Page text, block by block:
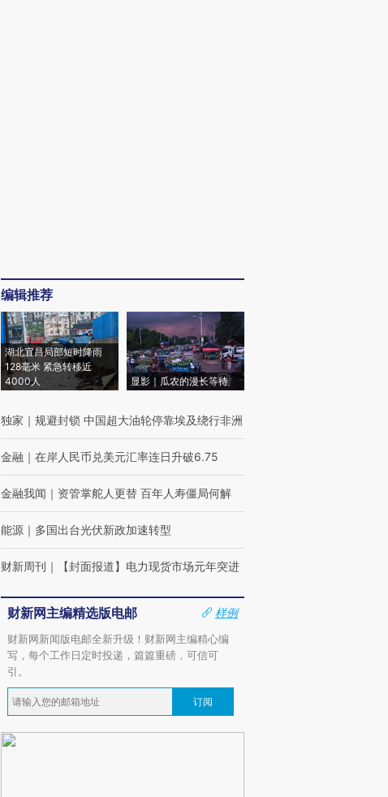
编辑推荐
湖北宜昌局部短时降雨
128毫米 紧急转移近
4000人
显影｜瓜农的漫长等待
独家 ｜ 规避封锁 中国超大油轮停靠埃及绕行非洲
金融 ｜ 在岸人民币兑美元汇率连日升破6.75
金融我闻 ｜ 资管掌舵人更替 百年人寿僵局何解
能源 ｜ 多国出台光伏新政加速转型
财新周刊 ｜ 【封面报道】电力现货市场元年突进
财新网主编精选版电邮
样例
财新网新闻版电邮全新升级！财新网主编精心编
写，每个工作日定时投递，篇篇重磅，可信可
引。
订阅